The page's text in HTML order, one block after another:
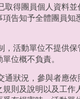
取得團員個人資料
告知予全體團員
，活動單位不提供
位概不負責。
通狀況，參與者應
則及說明以及工作